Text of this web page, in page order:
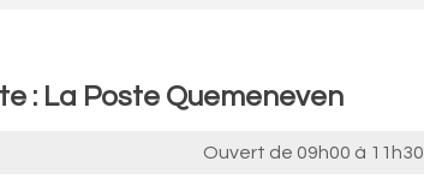
: La Poste Quemeneven
Ouvert de 09h00 à 11h30